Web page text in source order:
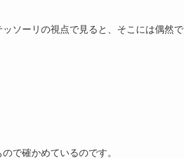
ソーリの視点で見ると、そこには偶然で
で確かめているのです。